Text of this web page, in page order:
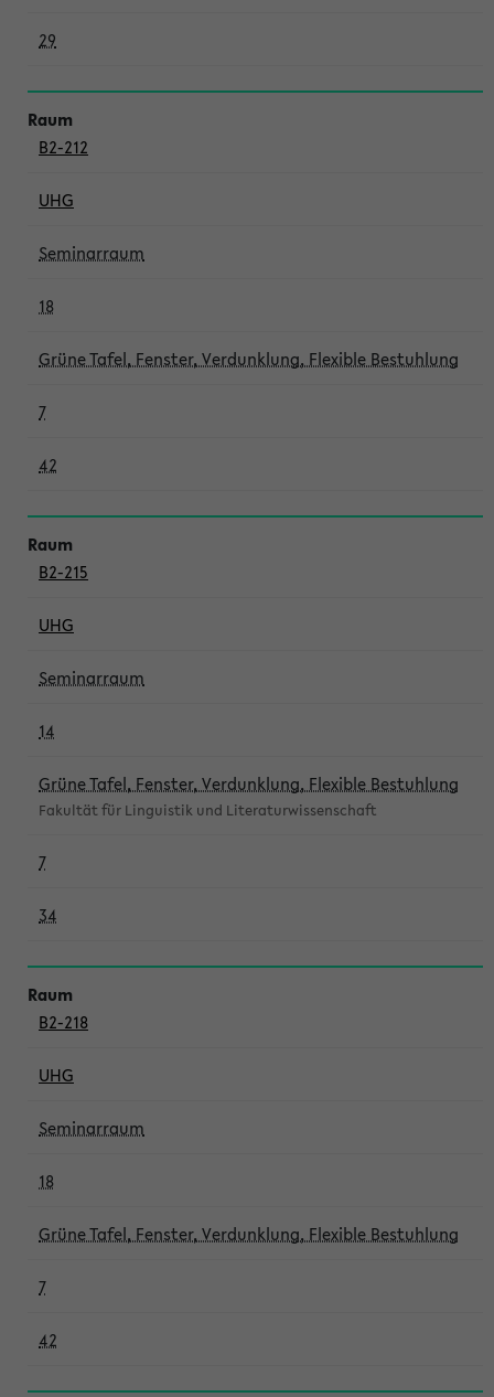
29
B2-212
UHG
Seminarraum
18
Grüne Tafel, Fenster, Verdunklung, Flexible Bestuhlung
7
42
B2-215
UHG
Seminarraum
14
Grüne Tafel, Fenster, Verdunklung, Flexible Bestuhlung
Fakultät für Linguistik und Literaturwissenschaft
7
34
B2-218
UHG
Seminarraum
18
Grüne Tafel, Fenster, Verdunklung, Flexible Bestuhlung
7
42